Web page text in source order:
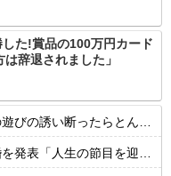
した!賞品の100万円カード
辞退されました」
とんでもないこと言われたんだが
られること、心より感謝しております」